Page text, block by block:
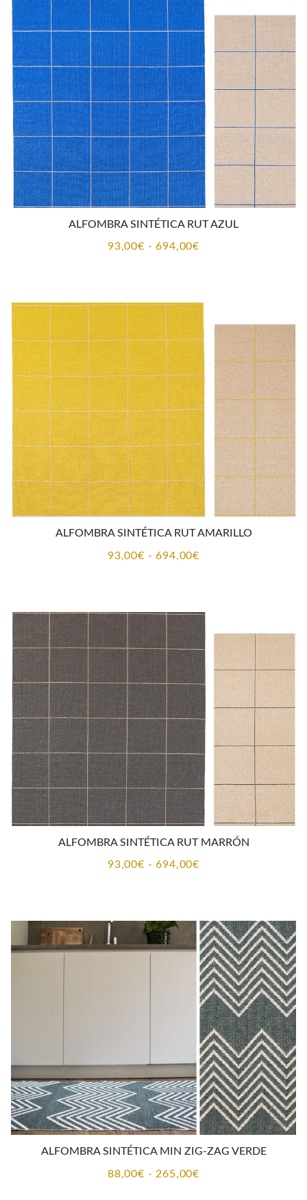
93,00€
hasta
694,00€
ALFOMBRA SINTÉTICA RUT AZUL
93,00€ - 694,00€Rango
desde
93,00€
hasta
694,00€
ALFOMBRA SINTÉTICA RUT AMARILLO
93,00€ - 694,00€Rango
desde
93,00€
hasta
694,00€
ALFOMBRA SINTÉTICA RUT MARRÓN
93,00€ - 694,00€Rango
desde
93,00€
hasta
694,00€
ALFOMBRA SINTÉTICA MIN ZIG-ZAG VERDE
88,00€ - 265,00€Rango